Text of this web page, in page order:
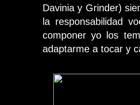
Davinia y Grinder)
la responsabilidad
componer yo los
adaptarme a tocar y